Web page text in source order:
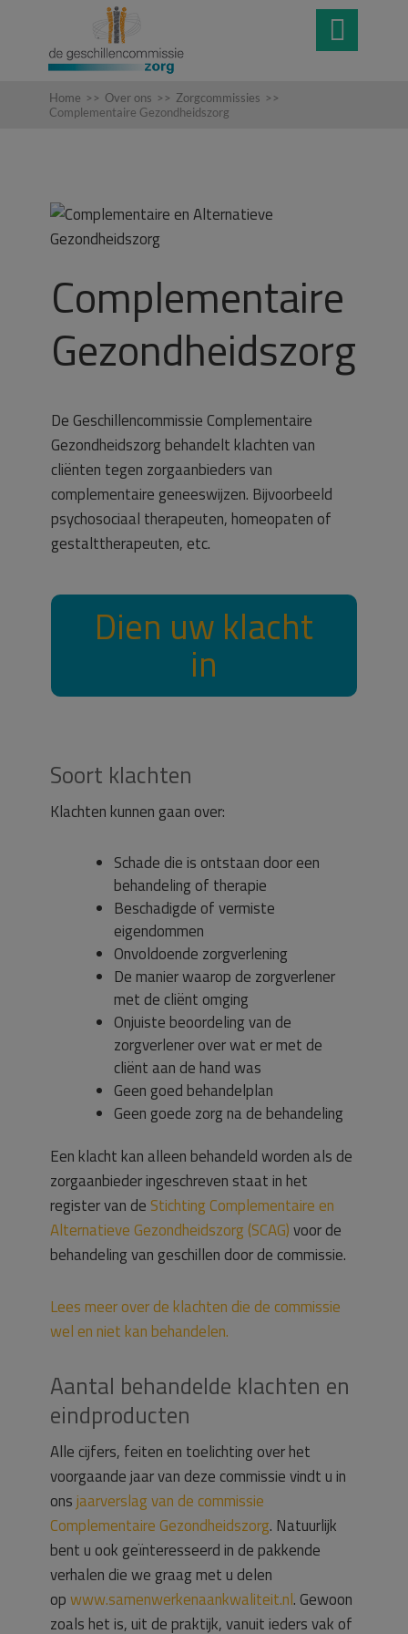

Home >> Over ons >> Zorgcommissies >>
Complementaire Gezondheidszorg
Complementaire
Gezondheidszorg
De Geschillencommissie Complementaire
Gezondheidszorg behandelt klachten van
cliënten tegen zorgaanbieders van
complementaire geneeswijzen. Bijvoorbeeld
psychosociaal therapeuten, homeopaten of
gestalttherapeuten, etc.
Dien uw klacht
in
Soort klachten
Klachten kunnen gaan over:
Schade die is ontstaan door een
behandeling of therapie
Beschadigde of vermiste
eigendommen
Onvoldoende zorgverlening
De manier waarop de zorgverlener
met de cliënt omging
Onjuiste beoordeling van de
zorgverlener over wat er met de
cliënt aan de hand was
Geen goed behandelplan
Geen goede zorg na de behandeling
Een klacht kan alleen behandeld worden als de
zorgaanbieder ingeschreven staat in het
register van de Stichting Complementaire en
Alternatieve Gezondheidszorg (SCAG)voor de
behandeling van geschillen door de commissie.
Lees meer over de klachten die de commissie
wel en niet kan behandelen.
Aantal behandelde klachten en
eindproducten
Alle cijfers, feiten en toelichting over het
voorgaande jaar van deze commissie vindt u in
onsjaarverslag van de commissie
Complementaire Gezondheidszorg. Natuurlijk
bent u ook geïnteresseerd in de pakkende
verhalen die we graag met u delen
opwww.samenwerkenaankwaliteit.nl. Gewoon
zoals het is, uit de praktijk, vanuit ieders vak of